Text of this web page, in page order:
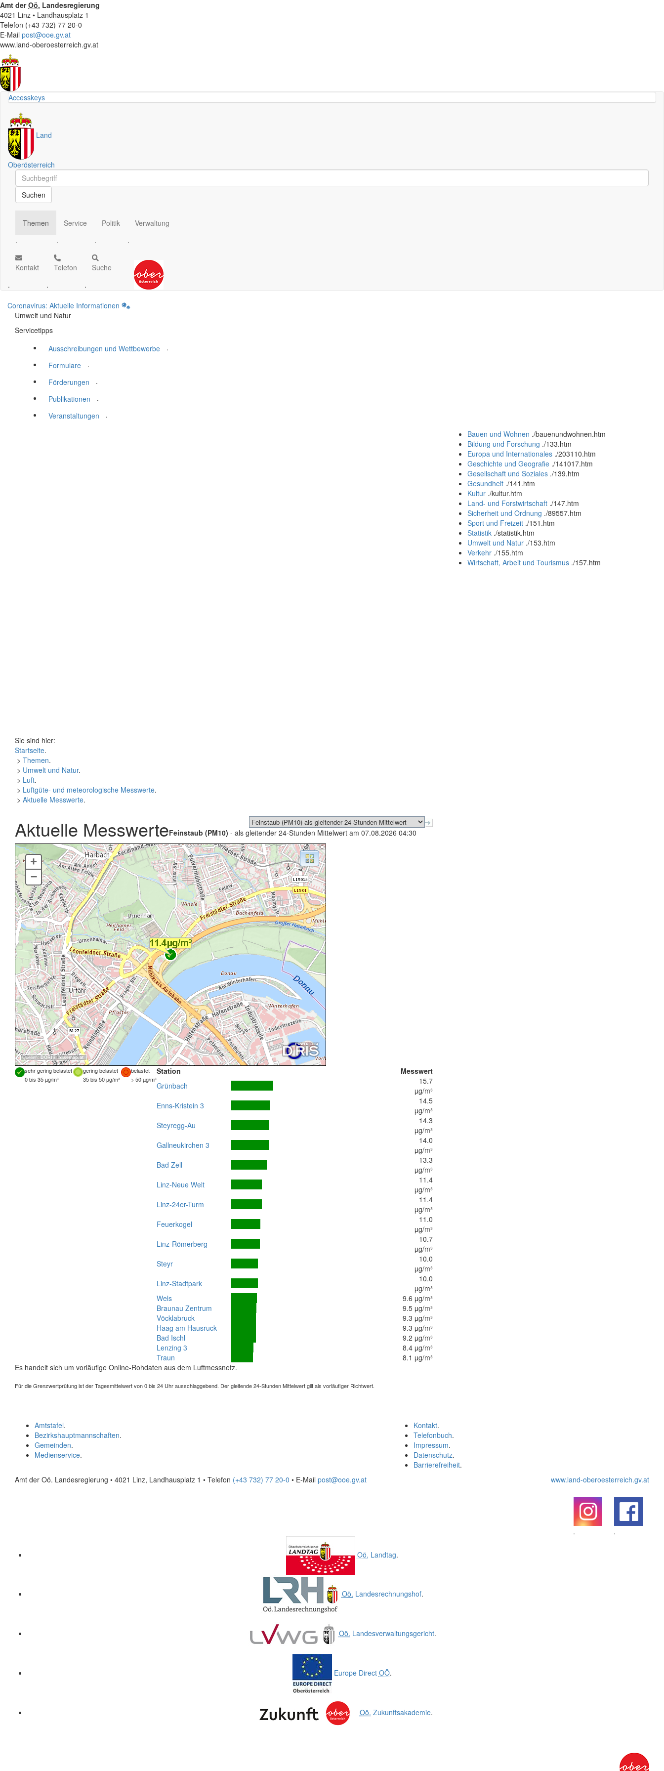
Amt derOö. Landesregierung
4021 Linz • Landhausplatz 1
Telefon (+43 732) 77 20-0
E-Mail post@ooe.gv.at
www.land-oberoesterreich.gv.at
Accesskeys
Land
Oberösterreich
Schnellsuche
Schnellsuche
Suchen
Themen
.
Service
.
Politik
.
Verwaltung
.
Kontakt
.
Telefon
.
Suche
.
Coronavirus: Aktuelle Informationen
Umwelt und Natur
Servicetipps
Ausschreibungen und Wettbewerbe
.
Formulare
.
Förderungen
.
Publikationen
.
Veranstaltungen
.
Bauen und Wohnen ./bauenundwohnen.htm
Bildung und Forschung ./133.htm
Europa und Internationales ./203110.htm
Geschichte und Geografie ./141017.htm
Gesellschaft und Soziales ./139.htm
Gesundheit ./141.htm
Kultur ./kultur.htm
Land- und Forstwirtschaft ./147.htm
Sicherheit und Ordnung ./89557.htm
Sport und Freizeit ./151.htm
Statistik ./statistik.htm
Umwelt und Natur ./153.htm
Verkehr ./155.htm
Wirtschaft, Arbeit und Tourismus ./157.htm
Sie sind hier:
Startseite.
> Themen.
> Umwelt und Natur.
> Luft.
> Luftgüte- und meteorologische Messwerte.
> Aktuelle Messwerte.
Aktuelle MesswerteFeinstaub (PM10) - als gleitender 24-Stunden Mittelwert am 07.08.2026 04:30
Quellen: DORIS,basemap.at
+
–
sehr gering belastet gering belastet
belastet
0 bis 35 µg/m³
35 bis 50 µg/m³ > 50 µg/m³
Station
Messwert
Grünbach
15.7
µg/m³
Enns-Kristein 3
14.5
µg/m³
Steyregg-Au
14.3
µg/m³
Gallneukirchen 3
14.0
µg/m³
Bad Zell
13.3
µg/m³
Linz-Neue Welt
11.4
µg/m³
Linz-24er-Turm
11.4
µg/m³
Feuerkogel
11.0
µg/m³
Linz-Römerberg
10.7
µg/m³
Steyr
10.0
µg/m³
Linz-Stadtpark
10.0
µg/m³
Wels
9.6 µg/m³
Braunau Zentrum
9.5 µg/m³
Vöcklabruck
9.3 µg/m³
Haag am Hausruck
9.3 µg/m³
Bad Ischl
9.2 µg/m³
Lenzing 3
8.4 µg/m³
Traun
8.1 µg/m³
Es handelt sich um vorläufige Online-Rohdaten aus dem Luftmessnetz.
Für die Grenzwertprüfung ist der Tagesmittelwert von 0 bis 24 Uhr ausschlaggebend. Der gleitende 24-Stunden Mittelwert gilt als vorläufiger Richtwert.
Kontakt.
Telefonbuch.
Impressum.
Datenschutz.
Barrierefreiheit.
Amtstafel.
Bezirkshauptmannschaften.
Gemeinden.
Medienservice.
Amt der Oö. Landesregierung • 4021 Linz, Landhausplatz 1 • Telefon (+43 732) 77 20-0 • E-Mail post@ooe.gv.at www.land-oberoesterreich.gv.at
.
.
Oö. Landtag.
Oö. Landesrechnungshof.
Oö. Landesverwaltungsgericht.
Europe Direct OÖ.
Oö. Zukunftsakademie.